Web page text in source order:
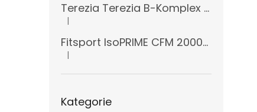
Terezia Terezia B-Komplex super forte 100 tablet
Hodnocení produktu je 5 z 5 hvězdiček.
|
Fitsport IsoPRIME CFM 2000g + šejkr
Hodnocení produktu je 5 z 5 hvězdiček.
|
kategorie
Kategorie